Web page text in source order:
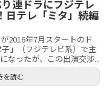
連ドラにフジテレ
日テレ「ミタ」続編
2016年7月スタートのド
」（フジテレビ系）で主
なったが、この出演交渉...
を読む